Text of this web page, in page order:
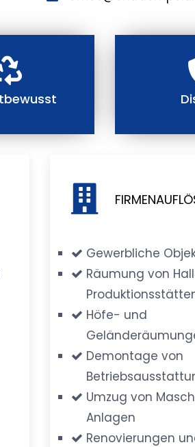
Gewerbliche
Räumung von
Höfe- und
Demontage von
Umzug von
Anlagen
Renovierungen